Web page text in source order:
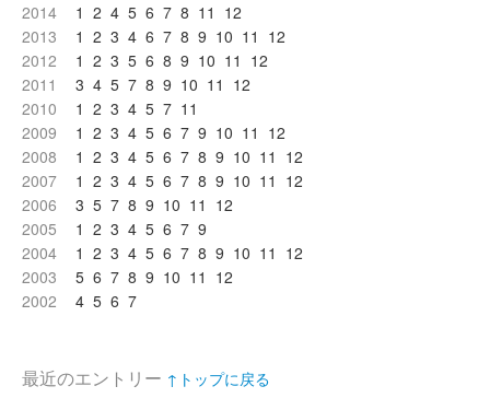
2014
1 2 4 5 6 7 8 11 12
2013
1 2 3 4 6 7 8 9 10 11 12
2012
1 2 3 5 6 8 9 10 11 12
2011
3 4 5 7 8 9 10 11 12
2010
1 2 3 4 5 7 11
2009
1 2 3 4 5 6 7 9 10 11 12
2008
1 2 3 4 5 6 7 8 9 10 11 12
2007
1 2 3 4 5 6 7 8 9 10 11 12
2006
3 5 7 8 9 10 11 12
2005
1 2 3 4 5 6 7 9
2004
1 2 3 4 5 6 7 8 9 10 11 12
2003
5 6 7 8 9 10 11 12
2002
4 5 6 7
最近のエントリー ↑トップに戻る